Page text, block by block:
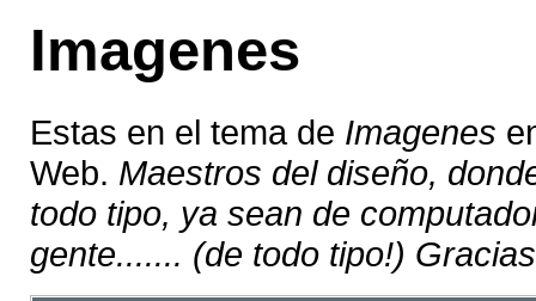
Imagenes
Estas en el tema de Imagenes
Web. Maestros del diseño,
todo tipo, ya sean de
gente....... (de todo tipo!)